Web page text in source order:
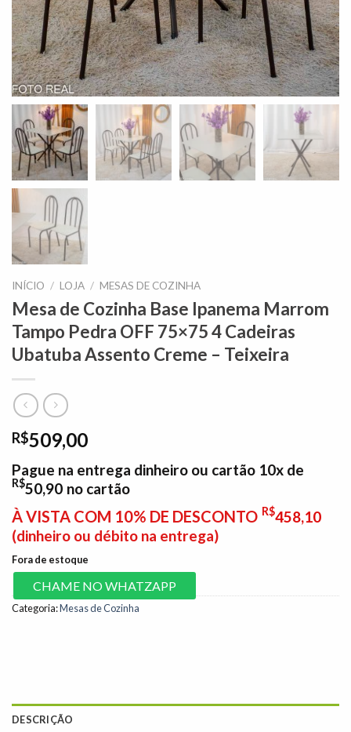
INÍCIO / LOJA / MESAS DE COZINHA
Mesa de Cozinha Base Ipanema Marrom
Tampo Pedra OFF 75×75 4 Cadeiras
Ubatuba Assento Creme – Teixeira
R$509,00
Pague na entrega dinheiro ou cartão 10x de
R$50,90 no cartão
À VISTA COM 10% DE DESCONTO R$458,10
(dinheiro ou débito na entrega)
Fora de estoque
CHAME NO WHATZAPP
Categoria:Mesas de Cozinha
DESCRIÇÃO